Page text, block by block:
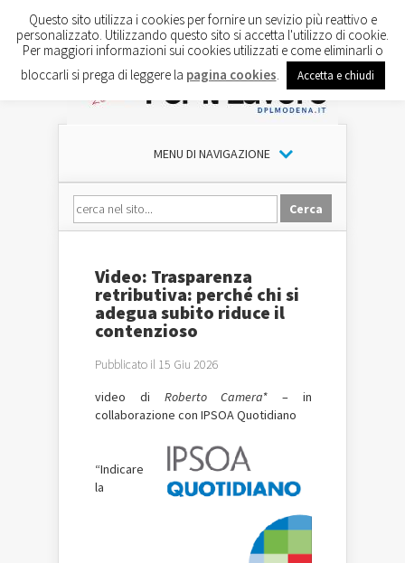
MENU DI NAVIGAZIONE
Video: Trasparenza
retributiva: perché chi si
adegua subito riduce il
contenzioso
Pubblicato il 15 Giu 2026
video di Roberto Camera* – in
collaborazione con IPSOA Quotidiano
“Indicare
la
Questo sito utilizza i cookies per fornire un sevizio più reattivo e
personalizzato. Utilizzando questo sito si accetta l'utilizzo di cookie.
Per maggiori informazioni sui cookies utilizzati e come eliminarli o
bloccarli si prega di leggere la pagina cookies Accetta e chiudi